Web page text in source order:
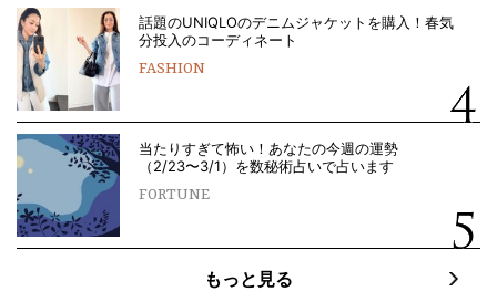
話題のUNIQLOのデニムジャケットを購入！春気
分投入のコーディネート
FASHION
当たりすぎて怖い！あなたの今週の運勢
（2/23〜3/1）を数秘術占いで占います
FORTUNE
もっと見る